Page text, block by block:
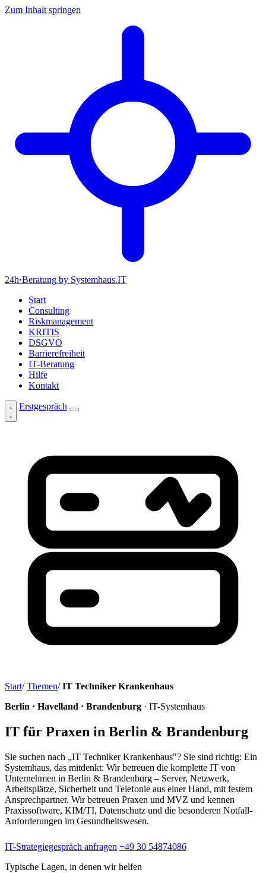
Zum Inhalt springen
24h·Beratung by Systemhaus.IT
Start
Consulting
Riskmanagement
KRITIS
DSGVO
Barrierefreiheit
IT-Beratung
Hilfe
Kontakt
Erstgespräch
Start/ Themen/ IT Techniker Krankenhaus
Berlin · Havelland · Brandenburg · IT-Systemhaus
IT für Praxen in Berlin & Brandenburg
Sie suchen nach „IT Techniker Krankenhaus"? Sie sind richtig: Ein
Systemhaus, das mitdenkt: Wir betreuen die komplette IT von
Unternehmen in Berlin & Brandenburg – Server, Netzwerk,
Arbeitsplätze, Sicherheit und Telefonie aus einer Hand, mit festem
Ansprechpartner. Wir betreuen Praxen und MVZ und kennen
Praxissoftware, KIM/TI, Datenschutz und die besonderen Notfall-
Anforderungen im Gesundheitswesen.
IT-Strategiegespräch anfragen +49 30 54874086
Typische Lagen, in denen wir helfen